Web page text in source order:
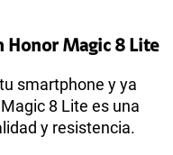
Honor Magic 8 Lite
smartphone y ya
8 Lite es una
y resistencia.